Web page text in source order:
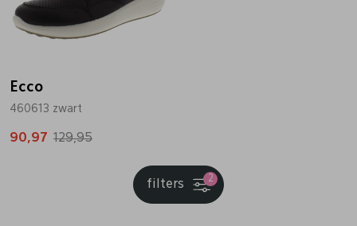
Ecco
460613 zwart
90,97 129,95
2
filters